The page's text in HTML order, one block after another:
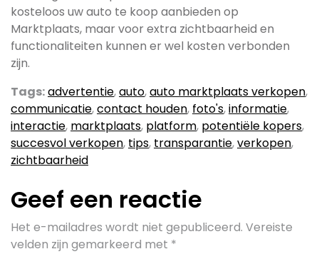
kosteloos uw auto te koop aanbieden op
Marktplaats, maar voor extra zichtbaarheid en
functionaliteiten kunnen er wel kosten verbonden
zijn.
Tags:advertentie,auto,auto marktplaats verkopen,
communicatie,contact houden, foto's,informatie,
interactie, marktplaats, platform, potentiële kopers,
succesvol verkopen, tips, transparantie,verkopen,
zichtbaarheid
Geef een reactie
Het e-mailadres wordt niet gepubliceerd. Vereiste
velden zijn gemarkeerd met *